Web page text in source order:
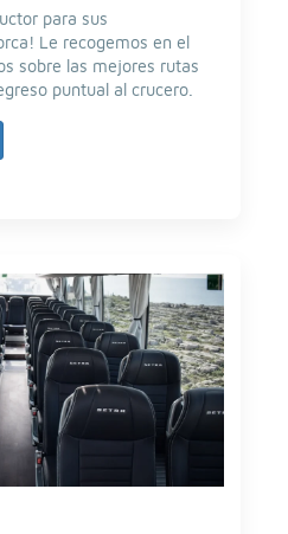
para sus
Le recogemos en el
sobre las mejores rutas
puntual al crucero.